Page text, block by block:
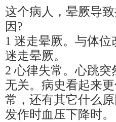
这个病人，晕厥导
因?
1 迷走晕厥。与体
迷走晕厥。
2 心律失常。心跳
无关。病史看起来
常，还有其它什么
发作时血压下降时。